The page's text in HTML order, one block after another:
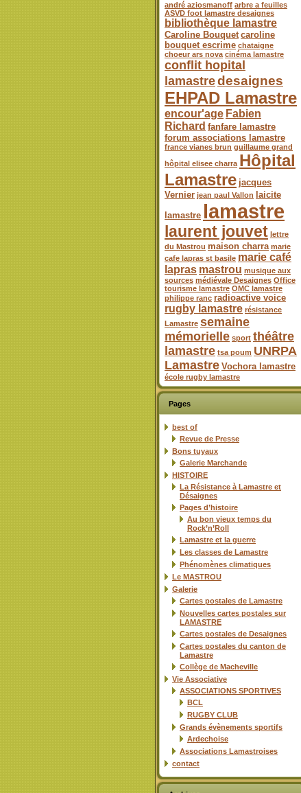
andré aziosmanoff arbre a feuilles
ASVD foot lamastre desaignes
bibliothèque lamastre
Caroline Bouquet caroline
bouquet escrime chataigne
choeur ars nova cinéma lamastre
conflit hopital
lamastredesaignes
EHPAD Lamastre
encour'age Fabien
Richard fanfare lamastre
forum associations lamastre
france vianes brun guillaume grand
hôpital elisee charra Hôpital
Lamastre jacques
Vernier jean paul Vallon
laicite
lamastre lamastre
laurent jouvet lettre
du Mastrou maison charra marie
cafe lapras st basile marie café
lapras mastrou musique aux
sources médiévale Desaignes Office
tourisme lamastre OMC lamastre
philippe ranc radioactive voice
rugby lamastre résistance
Lamastre semaine
mémorielle sport théâtre
lamastre tsa poum UNRPA
Lamastre Vochora lamastre
école rugby lamastre
Pages
best of
Revue de Presse
Bons tuyaux
Galerie Marchande
HISTOIRE
La Résistance à Lamastre et
Désaignes
Pages d’histoire
Au bon vieux temps du
Rock’n’Roll
Lamastre et la guerre
Les classes de Lamastre
Phénomènes climatiques
Le MASTROU
Galerie
Cartes postales de Lamastre
Nouvelles cartes postales sur
LAMASTRE
Cartes postales de Desaignes
Cartes postales du canton de
Lamastre
Collège de Macheville
Vie Associative
ASSOCIATIONS SPORTIVES
BCL
RUGBY CLUB
Grands évènements sportifs
Ardechoise
Associations Lamastroises
contact